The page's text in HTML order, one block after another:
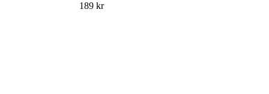
189 kr